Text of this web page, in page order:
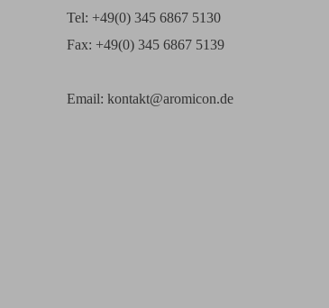
Tel: +49(0) 345 6867 5130
Fax: +49(0) 345 6867 5139
Email: kontakt@aromicon.de